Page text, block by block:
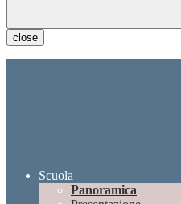
close
Scuola
Panoramica